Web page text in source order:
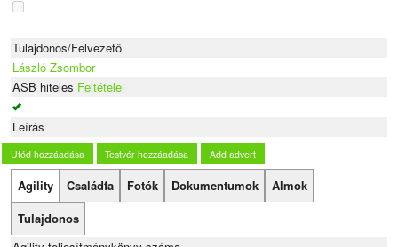
Tulajdonos/Felvezető
László Zsombor
ASB hiteles Feltételei
Leírás
Utód hozzáadása Testvér hozzáadása Add advert
Agility Családfa Fotók Dokumentumok
Almok
Tulajdonos